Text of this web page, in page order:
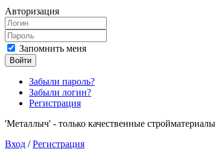
Авторизация
Запомнить меня
Войти
Забыли пароль?
Забыли логин?
Регистрация
'Металлыч' - только качественные стройматериалы
Вход /Регистрация